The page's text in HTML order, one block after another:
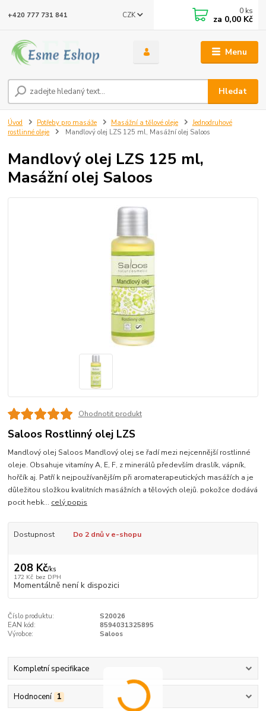
Menu
CZK
Hledat
+420 777 731 841 0 ks
za 0,00 Kč
Úvod Potřeby pro masáže Masážní a tělové oleje
Jednodruhové
rostlinné oleje
Mandlový olej LZS 125 ml, Masážní olej Saloos
Mandlový olej LZS 125 ml,
Masážní olej Saloos
Ohodnotit produkt
Saloos Rostlinný olej LZS
Mandlový olej Saloos Mandlový olej se řadí mezi nejcennější rostlinné
oleje. Obsahuje vitamíny A, E, F, z minerálů především draslík, vápník,
hořčík aj. Patří k nejpoužívanějším při aromaterapeutických masážích a je
důležitou složkou kvalitních masážních a tělových olejů. pokožce dodává
pocit hebk... celý popis
Dostupnost Do 2 dnů v e-shopu
208 Kč/ks
172 Kč bez DPH
Momentálně není k dispozici
Číslo produktu:
S20026
EAN kód:
8594031325895
Výrobce:
Saloos
Kompletní specifikace
Hodnocení 1